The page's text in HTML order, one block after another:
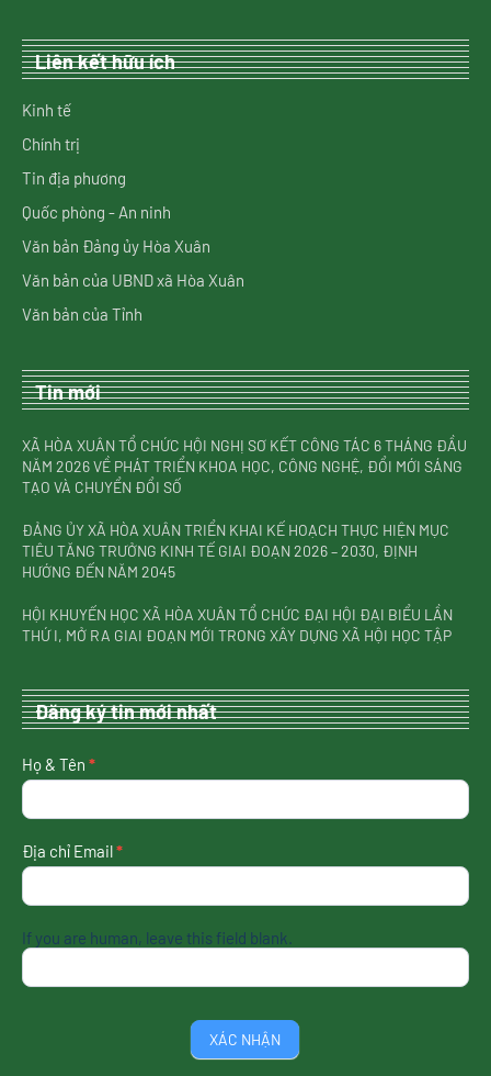
Liên kết hữu ích
Kinh tế
Chính trị
Tin địa phương
Quốc phòng - An ninh
Văn bản Đảng ủy Hòa Xuân
Văn bản của UBND xã Hòa Xuân
Văn bản của Tỉnh
Tin mới
XÃ HÒA XUÂN TỔ CHỨC HỘI NGHỊ SƠ KẾT CÔNG TÁC 6 THÁNG ĐẦU
NĂM 2026 VỀ PHÁT TRIỂN KHOA HỌC, CÔNG NGHỆ, ĐỔI MỚI SÁNG
TẠO VÀ CHUYỂN ĐỔI SỐ
ĐẢNG ỦY XÃ HÒA XUÂN TRIỂN KHAI KẾ HOẠCH THỰC HIỆN MỤC
TIÊU TĂNG TRƯỞNG KINH TẾ GIAI ĐOẠN 2026 – 2030, ĐỊNH
HƯỚNG ĐẾN NĂM 2045
HỘI KHUYẾN HỌC XÃ HÒA XUÂN TỔ CHỨC ĐẠI HỘI ĐẠI BIỂU LẦN
THỨ I, MỞ RA GIAI ĐOẠN MỚI TRONG XÂY DỰNG XÃ HỘI HỌC TẬP
Đăng ký tin mới nhất
nhận
tin
nhất
Họ & Tên *
Địa chỉ Email*
If you are human, leave this field blank.
XÁC NHẬN